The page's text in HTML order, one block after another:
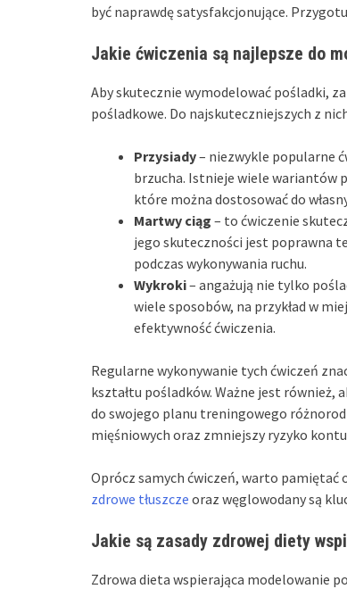
być naprawdę satysfakcjonujące.
Jakie ćwiczenia są najlepsze do
Aby skutecznie wymodelować pośladki,
pośladkowe. Do najskuteczniejszych z
Przysiady– niezwykle popularne
brzucha. Istnieje wiele wariantów
które można dostosować do
Martwy ciąg – to ćwiczenie
jego skuteczności jest poprawna
podczas wykonywania ruchu.
Wykroki– angażują nie tylko
wiele sposobów, na przykład w
efektywność ćwiczenia.
Regularne wykonywanie tych ćwiczeń
kształtu pośladków. Ważne jest również,
do swojego planu treningowego
mięśniowych oraz zmniejszy ryzyko
Oprócz samych ćwiczeń, warto pamiętać
zdrowe tłuszcze oraz węglowodany są
Jakie są zasady zdrowej diety
Zdrowa dieta wspierająca modelowanie